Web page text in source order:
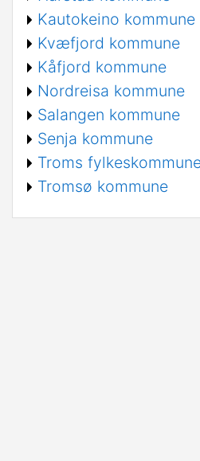
Kautokeino kommune
Kvæfjord kommune
Kåfjord kommune
Nordreisa kommune
Salangen kommune
Senja kommune
Troms
Tromsø kommune